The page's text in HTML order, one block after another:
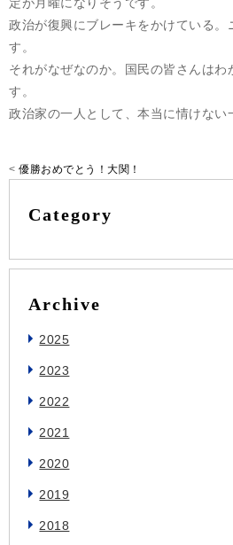
政治が復興にブレーキをかけている。
す。
それがなぜなのか。国民の皆さんはわ
す。
政治家の一人として、本当に情けない
< 優勝おめでとう！大関！
Category
Archive
2025
2023
2022
2021
2020
2019
2018